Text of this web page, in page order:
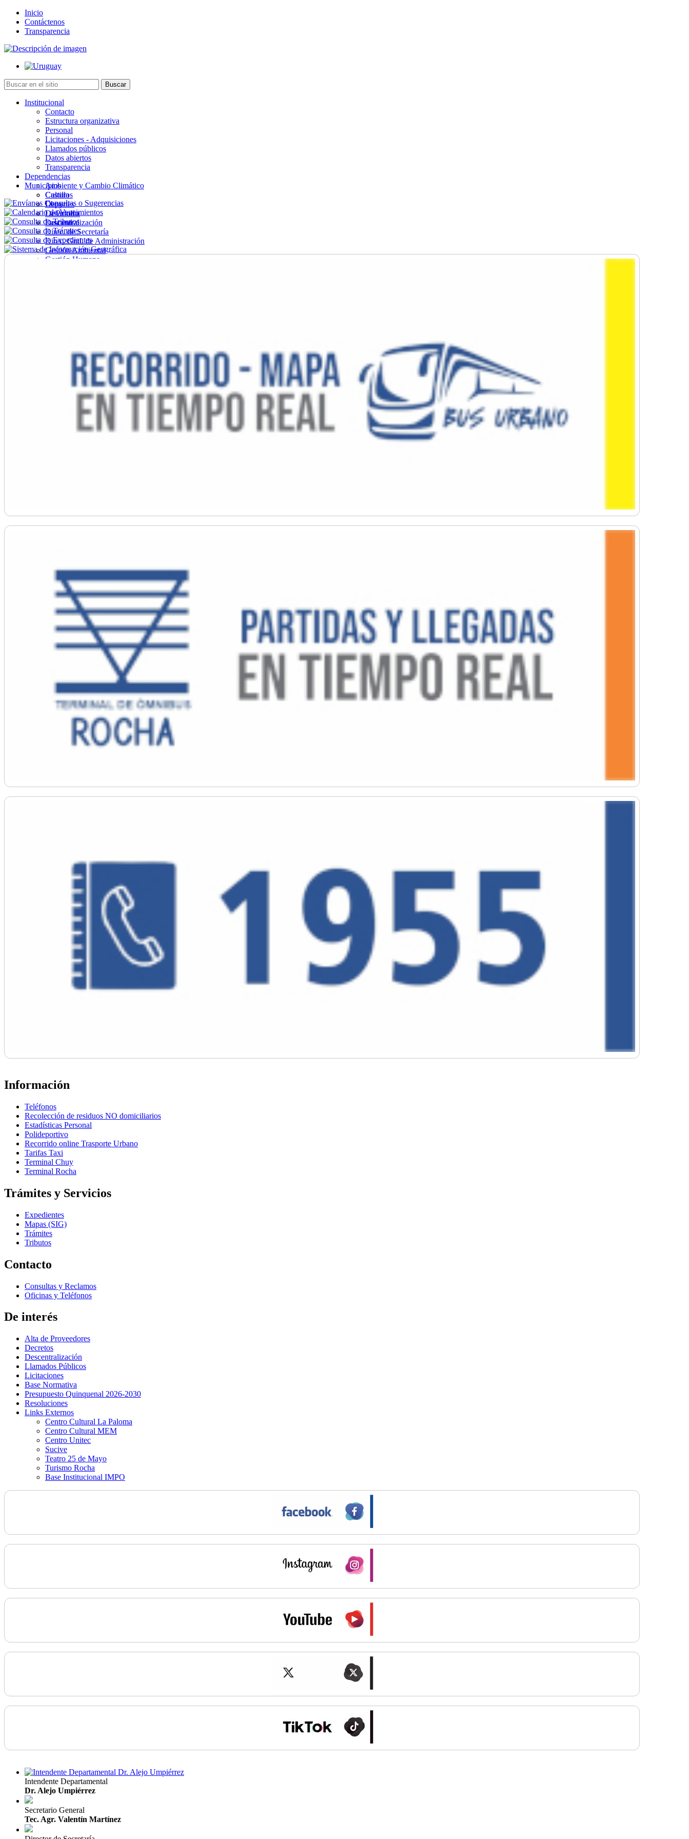
Inicio
Contáctenos
Transparencia
Institucional
Contacto
Estructura organizativa
Personal
Licitaciones - Adquisiciones
Llamados públicos
Datos abiertos
Transparencia
Dependencias
Ambiente y Cambio Climático
Cultura
Deportes
Desarrollo
Descentralización
Direc. de Secretaría
Direc. Gral. de Administración
Gestión Ambiental
Gestión Humana
Municipios
Castillos
Chuy
La Paloma
Lascano
Información
Teléfonos
Recolección de residuos NO domiciliarios
Estadísticas Personal
Polideportivo
Recorrido online Trasporte Urbano
Tarifas Taxi
Terminal Chuy
Terminal Rocha
Trámites y Servicios
Expedientes
Mapas (SIG)
Trámites
Tributos
Contacto
Consultas y Reclamos
Oficinas y Teléfonos
De interés
Alta de Proveedores
Decretos
Descentralización
Llamados Públicos
Licitaciones
Base Normativa
Presupuesto Quinquenal 2026-2030
Resoluciones
Links Externos
Centro Cultural La Paloma
Centro Cultural MEM
Centro Unitec
Sucive
Teatro 25 de Mayo
Turismo Rocha
Base Institucional IMPO
Intendente Departamental
Dr. Alejo Umpiérrez
Secretario General
Tec. Agr. Valentín Martínez